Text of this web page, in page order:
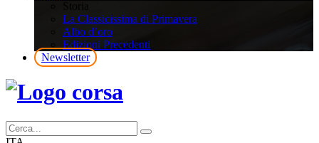
La Classicissima di Primavera
Albo d’oro
Edizioni Precedenti
Newsletter